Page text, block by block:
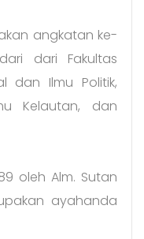
angkatan ke-
dari Fakultas
dan Ilmu Politik,
Kelautan, dan
oleh Alm. Sutan
ayahanda